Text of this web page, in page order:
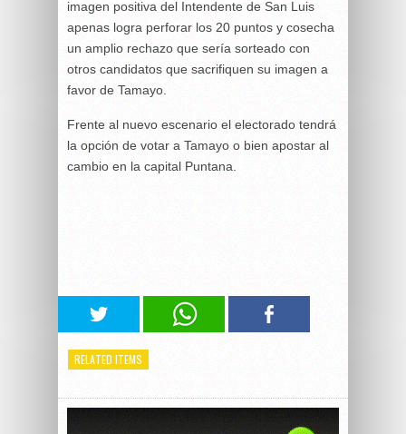
imagen positiva del Intendente de San Luis
apenas logra perforar los 20 puntos y cosecha
un amplio rechazo que sería sorteado con
otros candidatos que sacrifiquen su imagen a
favor de Tamayo.
Frente al nuevo escenario el electorado tendrá
la opción de votar a Tamayo o bien apostar al
cambio en la capital Puntana.
RELATED ITEMS